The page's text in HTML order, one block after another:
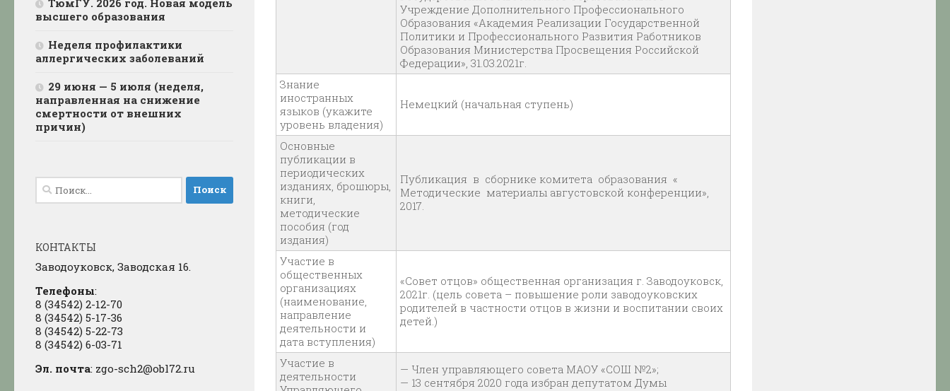
Учреждение Дополнительного Профессионального
Образования «Академия Реализации Государственной
Политики и Профессионального Развития Работников
Образования Министерства Просвещения Российской
Федерации», 31.03.2021г.
Знание
иностранных
языков (укажите
уровень владения)
Немецкий (начальная ступень)
Основные
публикации в
периодических
изданиях, бро­шюры,
книги,
методические
пособия (год
издания)
Публикация в сборнике комитета образования «
Методические материалы августовской конференции»,
2017.
Участие в
общественных
органи­зациях
(наименование,
направле­ние
деятельности и
дата вступле­ния)
«Совет отцов» общественная организация г. Заводоуковск,
2021г. (цель совета – повышение роли заводоуковских
родителей в частности отцов в жизни и воспитании своих
детей.)
Участие в
деятельности
— Член управляющего совета МАОУ «СОШ №2»;
— 13 сентября 2020 года избран депутатом Думы
высшего образования
Неделя профилактики
аллергических заболеваний
29 июня — 5 июля (неделя,
направленная на снижение
смертности от внешних
причин)
Найти:
КОНТАКТЫ
Заводоуковск, Заводская 16.
Телефоны:
8 (34542) 2-12-70
8 (34542) 5-17-36
8 (34542) 5-22-73
8 (34542) 6-03-71
Эл. почта: zgo-sch2@obl72.ru